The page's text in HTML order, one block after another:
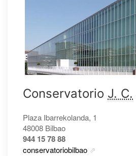
Conservatorio J. C.
Plaza Ibarrekolanda, 1
48008 Bilbao
944 15 78 88
conservatoriobilbao